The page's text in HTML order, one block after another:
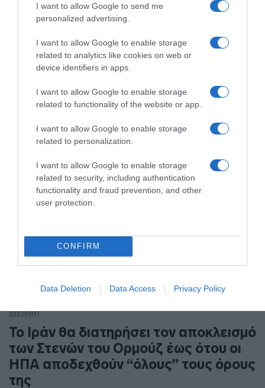
I want to allow Google to send me
personalized advertising.
I want to allow Google to enable storage
related to analytics like cookies on web or
device identifiers in apps.
I want to allow Google to enable storage
related to functionality of the website or app.
I want to allow Google to enable storage
related to personalization.
I want to allow Google to enable storage
related to security, including authentication
functionality and fraud prevention, and other
user protection.
CONFIRM
Data Deletion Data Access Privacy Policy
Στις εγκαταστάσεις δοκιμών, η ευελιξία του smart #2
συνθηκών
ΡΟΗ ΕΙΔΗΣΕΩΝ
ΔΙΕΘΝΗ
To Ιράν θα διατηρήσει τον αποκλεισμό
των Στενών του Ορμούζ έως ότου οι
ΗΠΑ αποδεχθούν “όλους” τους όρους
της